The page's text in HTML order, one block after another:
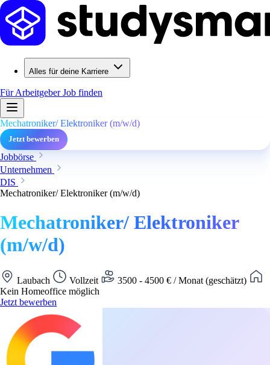
Alles für deine Karriere
Für ArbeitgeberJob finden
Mechatroniker/ Elektroniker (m/w/d)
Jetzt bewerben
Jobbörse
Unternehmen
DIS
Mechatroniker/ Elektroniker (m/w/d)
Mechatroniker/ Elektroniker
(m/w/d)
Laubach Vollzeit
3500 - 4500 € / Monat (geschätzt)
Kein Homeoffice möglich
Jetzt bewerben